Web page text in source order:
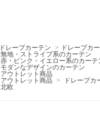
ドレープカーテン > ドレープカ
無地・ストライプ系のカーテン
赤・ピンク・イエロー系のカーテ
モダンなデザインのカーテン
アウトレット商品
アウトレット商品 > ドレープカ
北欧